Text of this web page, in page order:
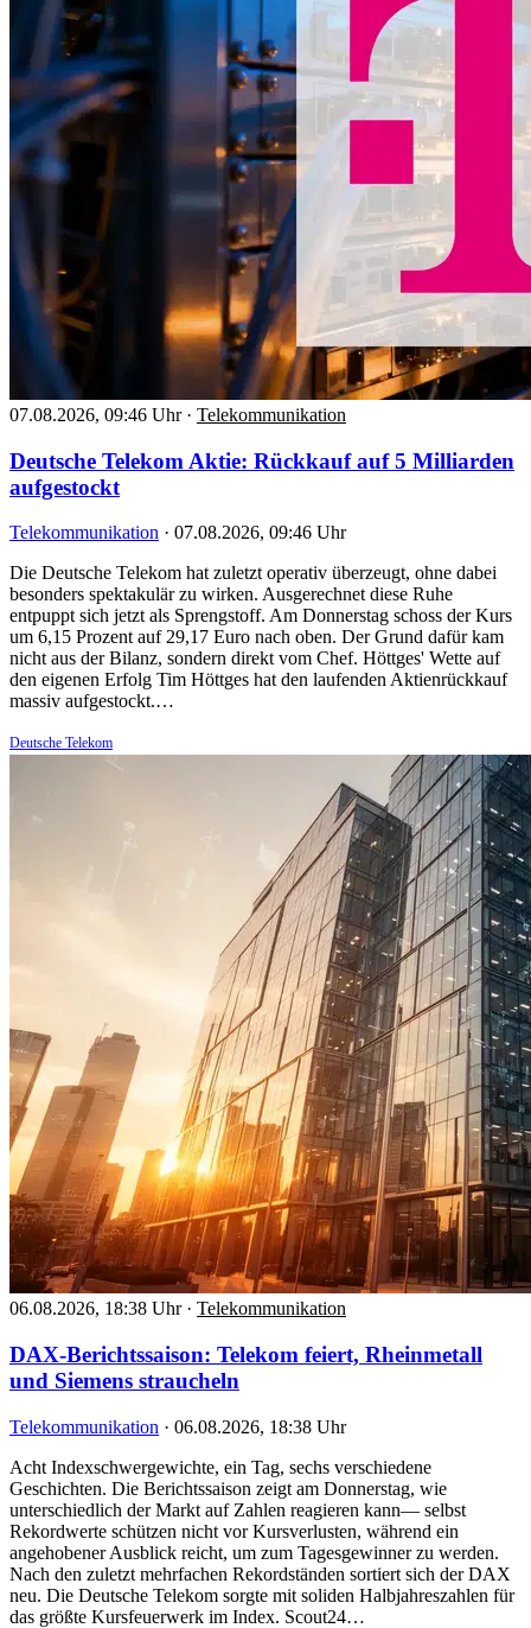
07.08.2026, 09:46 Uhr · Telekommunikation
Deutsche Telekom Aktie: Rückkauf auf 5 Milliarden
aufgestockt
Telekommunikation · 07.08.2026, 09:46 Uhr
Die Deutsche Telekom hat zuletzt operativ überzeugt, ohne dabei
besonders spektakulär zu wirken. Ausgerechnet diese Ruhe
entpuppt sich jetzt als Sprengstoff. Am Donnerstag schoss der Kurs
um 6,15 Prozent auf 29,17 Euro nach oben. Der Grund dafür kam
nicht aus der Bilanz, sondern direkt vom Chef. Höttges' Wette auf
den eigenen Erfolg Tim Höttges hat den laufenden Aktienrückkauf
massiv aufgestockt.…
Deutsche Telekom
06.08.2026, 18:38 Uhr · Telekommunikation
DAX-Berichtssaison: Telekom feiert, Rheinmetall
und Siemens straucheln
Telekommunikation · 06.08.2026, 18:38 Uhr
Acht Indexschwergewichte, ein Tag, sechs verschiedene
Geschichten. Die Berichtssaison zeigt am Donnerstag, wie
unterschiedlich der Markt auf Zahlen reagieren kann— selbst
Rekordwerte schützen nicht vor Kursverlusten, während ein
angehobener Ausblick reicht, um zum Tagesgewinner zu werden.
Nach den zuletzt mehrfachen Rekordständen sortiert sich der DAX
neu. Die Deutsche Telekom sorgte mit soliden Halbjahreszahlen für
das größte Kursfeuerwerk im Index. Scout24…